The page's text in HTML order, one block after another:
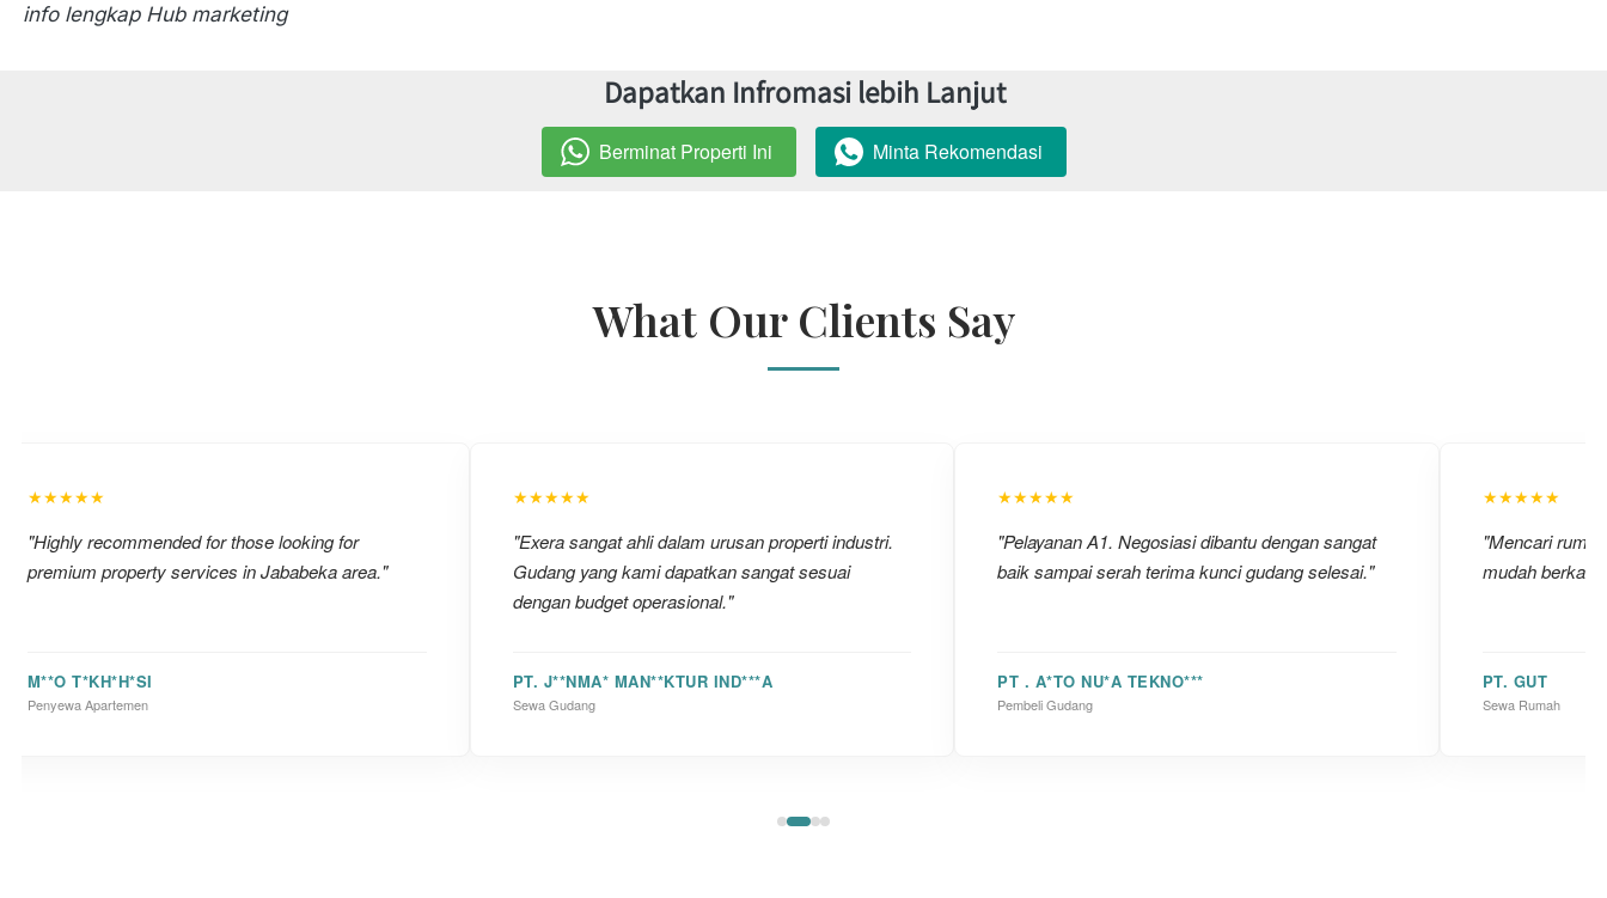
info lengkap Hub marketing
Dapatkan Infromasi lebih Lanjut
` Berminat Properti Ini ` Minta Rekomendasi
What Our Clients Say
★★★★★
"Highly recommended for those looking for
premium property services in Jababeka area."
M**O T*KH*H*SI
Penyewa Apartemen
★★★★★
"Exera sangat ahli dalam urusan properti industri.
Gudang yang kami dapatkan sangat sesuai
dengan budget operasional."
PT. J**NMA* MAN**KTUR IND***A
Sewa Gudang
★★★★★
"Pelayanan A1. Negosiasi dibantu dengan sangat
baik sampai serah terima kunci gudang selesai."
PT . A*TO NU*A TEKNO***
Pembeli Gudang
★★★★★
"Mencari
mudah berkat
PT. GUT
Sewa Rumah